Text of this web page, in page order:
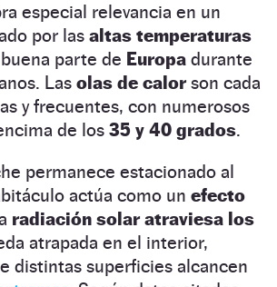
especial relevancia en un
por las altas temperaturas
parte de Europa durante
Las olas de calorson cada
y frecuentes, con numerosos
de los 35 y 40 grados.
permanece estacionado al
actúa como un efecto
radiación solar atraviesa los
atrapada en el interior,
distintas superficies alcancen